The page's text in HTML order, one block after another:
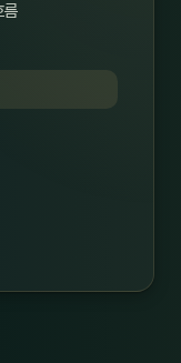
울산
24
름